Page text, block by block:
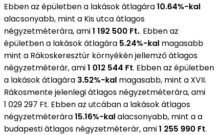
Ebben az épületben a lakások átlagára10.64%-kal
alacsonyabb, mint a Kis utca átlagos
négyzetméterára, ami1 192 500 Ft.. Ebben az
épületben a lakások átlagára 5.24%-kal magasabb
mint a Rákoskeresztúr környékén jellemző átlagos
négyzetméterár, ami1 012 544 Ft. Ebben az épületben
a lakások átlagára 3.52%-kal magasabb, mint a XVII.
Rákosmente jelenlegi átlagos négyzetméterára, ami
1 029 297 Ft. Ebben az utcában a lakások átlagos
négyzetméterára15.16%-kalalacsonyabb, mint a a
budapesti átlagos négyzetméterár, ami1 255 990 Ft.